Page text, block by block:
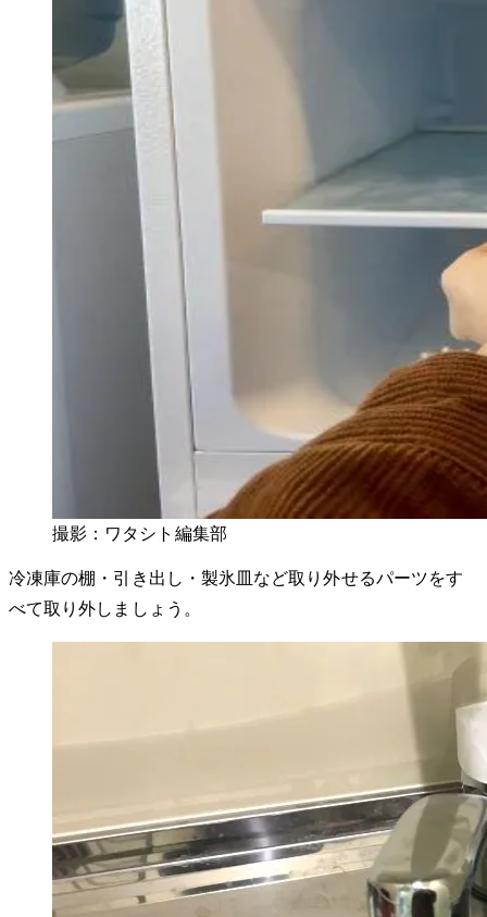
撮影：ワタシト編集部
冷凍庫の棚・引き出し・製氷皿など取り外せるパーツをす
べて取り外しましょう。